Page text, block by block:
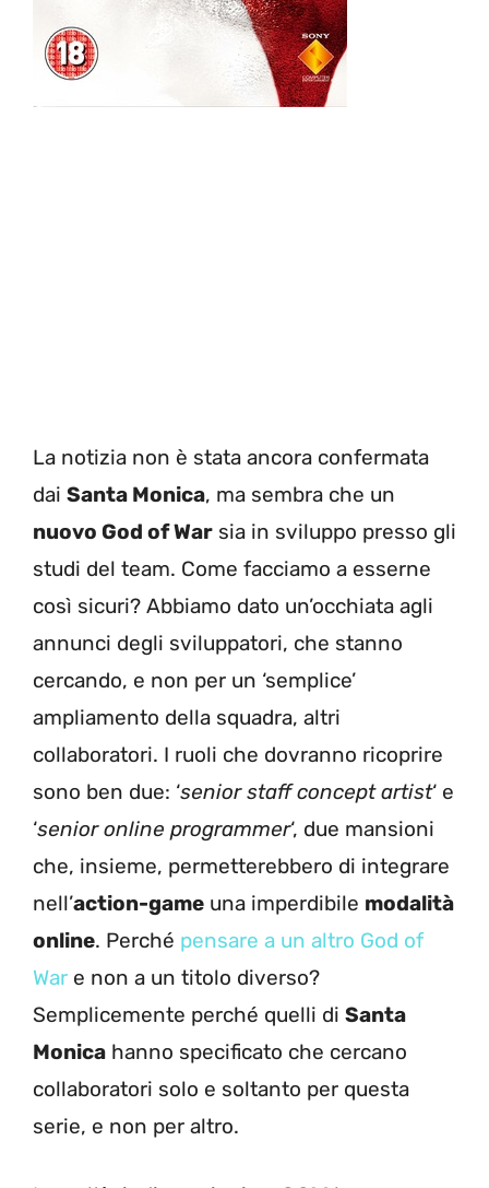
La notizia non è stata ancora confermata
dai Santa Monica, ma sembra che un
nuovo God of War sia in sviluppo presso gli
studi del team. Come facciamo a esserne
così sicuri? Abbiamo dato un’occhiata agli
annunci degli sviluppatori, che stanno
cercando, e non per un ‘semplice’
ampliamento della squadra, altri
collaboratori. I ruoli che dovranno ricoprire
sono ben due: ‘senior staff concept artist‘ e
‘senior online programmer‘, due mansioni
che, insieme, permetterebbero di integrare
nell’action-game una imperdibile modalità
online. Perché pensare a un altro God of
War e non a un titolo diverso?
Semplicemente perché quelli di Santa
Monica hanno specificato che cercano
collaboratori solo e soltanto per questa
serie, e non per altro.